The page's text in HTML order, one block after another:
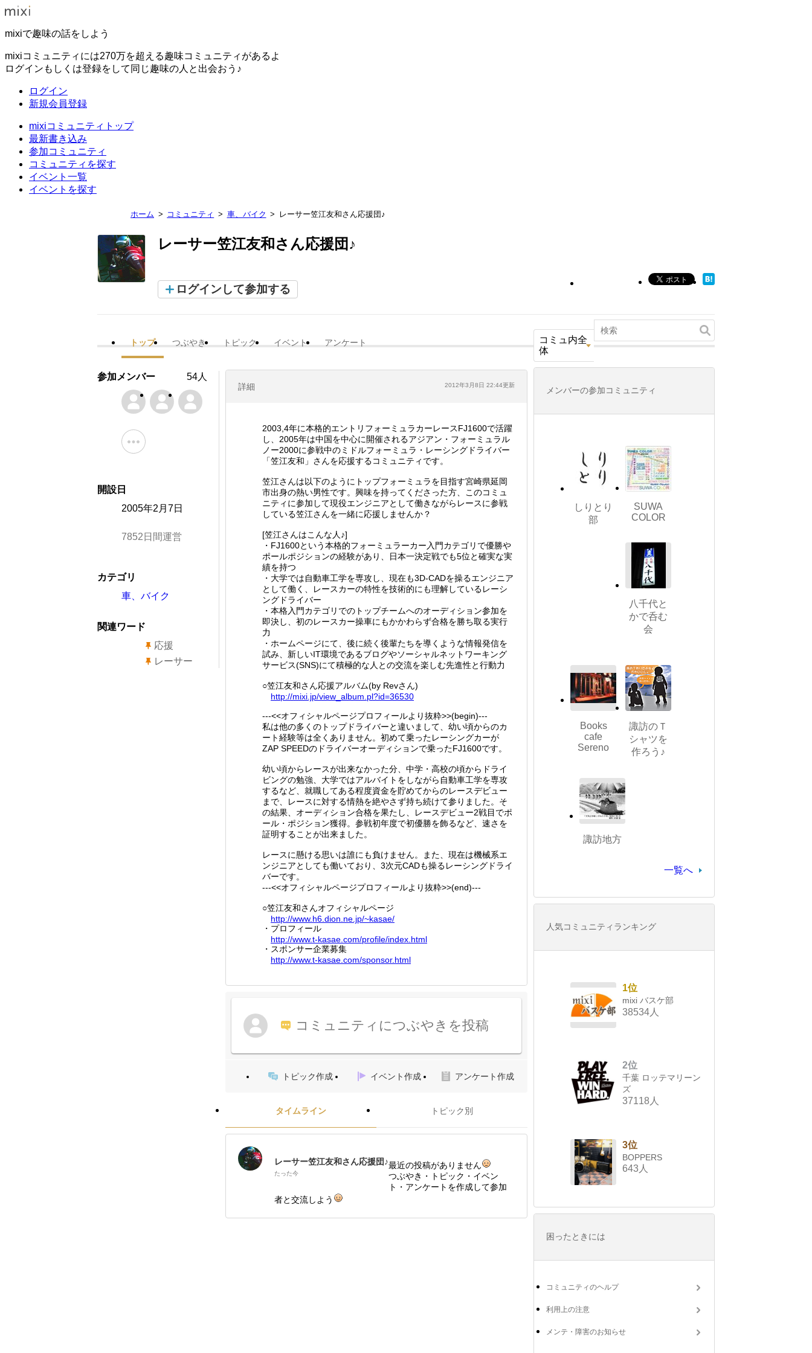
mixiで趣味の話をしよう
mixiコミュニティには270万を超える趣味コミュニティがあるよ
ログインもしくは登録をして同じ趣味の人と出会おう♪
ログイン
新規会員登録
mixiコミュニティトップ
最新書き込み
参加コミュニティ
コミュニティを探す
イベント一覧
イベントを探す
ホーム コミュニティ 車、バイク レーサー笠江友和さん応援団♪
レーサー笠江友和さん応援団♪
ログインして参加する
トップ つぶやき トピック イベント アンケート
コミュ内全
体
詳細 2012年3月8日 22:44更新
2003,4年に本格的エントリフォーミュラカーレースFJ1600で活躍
し、2005年は中国を中心に開催されるアジアン・フォーミュラル
ノー2000に参戦中のミドルフォーミュラ・レーシングドライバー
「笠江友和」さんを応援するコミュニティです。
笠江さんは以下のようにトップフォーミュラを目指す宮崎県延岡
市出身の熱い男性です。興味を持ってくださった方、このコミュ
ニティに参加して現役エンジニアとして働きながらレースに参戦
している笠江さんを一緒に応援しませんか？
[笠江さんはこんな人♪]
・FJ1600という本格的フォーミュラーカー入門カテゴリで優勝や
ポールポジションの経験があり、日本一決定戦でも5位と確実な実
績を持つ
・大学では自動車工学を専攻し、現在も3D-CADを操るエンジニア
として働く、レースカーの特性を技術的にも理解しているレーシ
ングドライバー
・本格入門カテゴリでのトップチームへのオーディション参加を
即決し、初のレースカー操車にもかかわらず合格を勝ち取る実行
力
・ホームページにて、後に続く後輩たちを導くような情報発信を
試み、新しいIT環境であるブログやソーシャルネットワーキング
サービス(SNS)にて積極的な人との交流を楽しむ先進性と行動力
○笠江友和さん応援アルバム(by Revさん)
http://mixi.jp/view_album.pl?id=36530
---<<オフィシャルページプロフィールより抜粋>>(begin)---
私は他の多くのトップドライバーと違いまして、幼い頃からのカ
ート経験等は全くありません。初めて乗ったレーシングカーが
ZAP SPEEDのドライバーオーディションで乗ったFJ1600です。
幼い頃からレースが出来なかった分、中学・高校の頃からドライ
ビングの勉強、大学ではアルバイトをしながら自動車工学を専攻
するなど、就職してある程度資金を貯めてからのレースデビュー
まで、レースに対する情熱を絶やさず持ち続けて参りました。そ
の結果、オーディション合格を果たし、レースデビュー2戦目でポ
ール・ポジション獲得。参戦初年度で初優勝を飾るなど、速さを
証明することが出来ました。
レースに懸ける思いは誰にも負けません。また、現在は機械系エ
ンジニアとしても働いており、3次元CADも操るレーシングドライ
バーです。
---<<オフィシャルページプロフィールより抜粋>>(end)---
○笠江友和さんオフィシャルページ
http://www.h6. dion.ne .jp/~kasae/
・プロフィール
http://www.t-kasae.com/profile/index.html
・スポンサー企業募集
http://www.t-kasae.com/sponsor.html
コミュニティにつぶやきを投稿
トピック作成 イベント作成 アンケート作成
タイムライン トピック別
レーサー笠江友和さん応援団♪
たった今
最近の投稿がありません
つぶやき・トピック・イベン
ト・アンケートを作成して参加
者と交流しよう
参加メンバー 54人
開設日
2005年2月7日
7852日間運営
カテゴリ
車、バイク
関連ワード
応援
レーサー
メンバーの参加コミュニティ
しりとり
部
SUWA
COLOR
八千代と
かで呑む
会
Books
cafe
Sereno
諏訪のＴ
シャツを
作ろう♪
諏訪地方
一覧へ
人気コミュニティランキング
1位
mixi バスケ部
38534人
2位
千葉 ロッテマリーン
ズ
37118人
3位
BOPPERS
643人
困ったときには
コミュニティのヘルプ
利用上の注意
メンテ・障害のお知らせ